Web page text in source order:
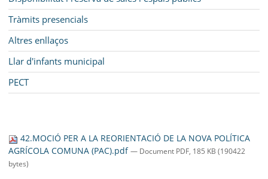
Tràmits presencials
Altres enllaços
Llar d'infants municipal
PECT
42.MOCIÓ PER A LA REORIENTACIÓ DE LA NOVA POLÍTICA
AGRÍCOLA COMUNA (PAC).pdf— Document PDF, 185 KB (190422
bytes)